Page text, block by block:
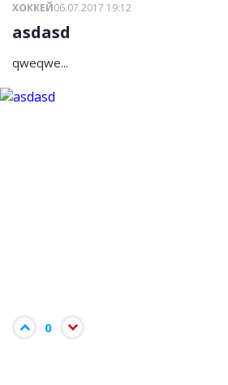
ХОККЕЙ06.07.2017 19:12
asdasd
qweqwe...
0